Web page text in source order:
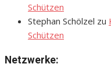
Schützen
Stephan Schölzel zu
Schützen
Netzwerke: